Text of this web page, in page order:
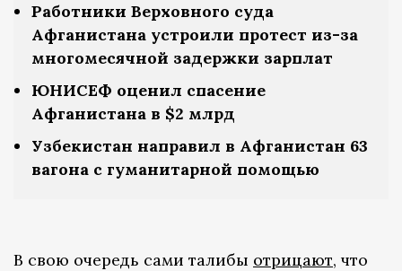
Работники Верховного суда
Афганистана устроили протест из-за
многомесячной задержки зарплат
ЮНИСЕФ оценил спасение
Афганистана в $2 млрд
Узбекистан направил в Афганистан 63
вагона с гуманитарной помощью
В свою очередь сами талибы отрицают, что